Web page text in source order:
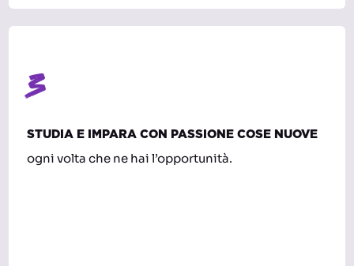
3
STUDIA E IMPARA CON PASSIONE COSE NUOVE
ogni volta che ne hai l’opportunità.